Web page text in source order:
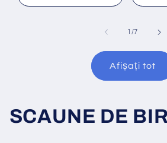
1 /din
7
Afișați tot
SCAUNE DE